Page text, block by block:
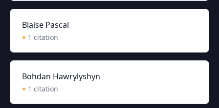
Blaise Pascal
1 citation
Bohdan Hawrylyshyn
1 citation